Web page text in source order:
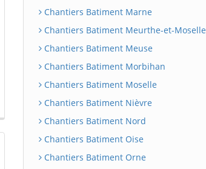
Chantiers Batiment Marne
Chantiers Batiment Meurthe-et-Moselle
Chantiers Batiment Meuse
Chantiers Batiment Morbihan
Chantiers Batiment Moselle
Chantiers Batiment Nièvre
Chantiers Batiment Nord
Chantiers Batiment Oise
Chantiers Batiment Orne